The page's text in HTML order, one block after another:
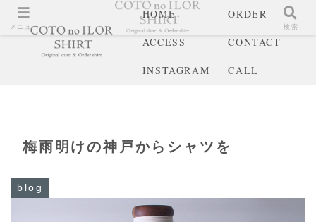
HOME ORDER
ACCESS CONTACT
INSTAGRAM CALL
梅雨明けの神戸からシャツを
blog
メニュー 検索